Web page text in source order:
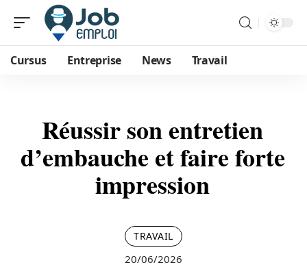
Cursus Entreprise News Travail
Réussir son entretien
d’embauche et faire forte
impression
TRAVAIL
20/06/2026